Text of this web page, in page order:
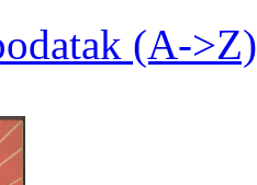
(A->Z)